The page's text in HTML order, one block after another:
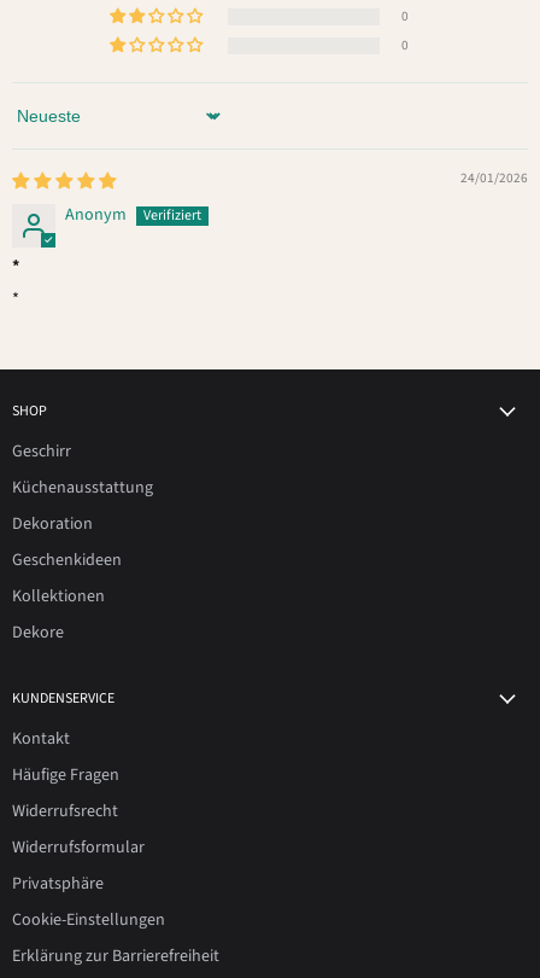
0
0
Sort by
24/01/2026
Anonym
*
*
SHOP
Geschirr
Küchenausstattung
Dekoration
Geschenkideen
Kollektionen
Dekore
KUNDENSERVICE
Kontakt
Häufige Fragen
Widerrufsrecht
Widerrufsformular
Privatsphäre
Cookie-Einstellungen
Erklärung zur Barrierefreiheit